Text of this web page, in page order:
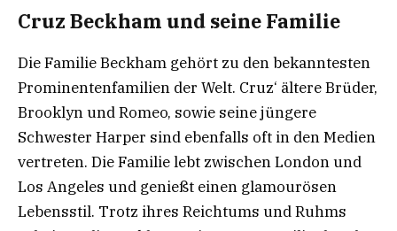
Cruz Beckham und seine Familie
Die Familie Beckham gehört zu den bekanntesten
Prominentenfamilien der Welt. Cruz‘ ältere Brüder,
Brooklyn und Romeo, sowie seine jüngere
Schwester Harper sind ebenfalls oft in den Medien
vertreten. Die Familie lebt zwischen London und
Los Angeles und genießt einen glamourösen
Lebensstil. Trotz ihres Reichtums und Ruhms